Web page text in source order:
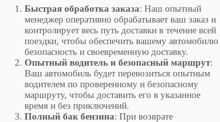
Быстрая обработка заказа: Наш опытный
менеджер оперативно обрабатывает ваш заказ и
контролирует весь путь доставки в течение всей
поездки, чтобы обеспечить вашему автомобилю
безопасность и своевременную доставку.
Опытный водитель и безопасный маршрут:
Ваш автомобиль будет перевозиться опытным
водителем по проверенному и безопасному
маршруту, чтобы доставить его в указанное
время и без приключений.
Полный бак бензина: При возврате